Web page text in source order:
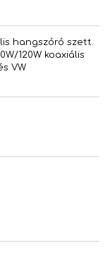
hangszóró szett.
120W koaxiális
VW